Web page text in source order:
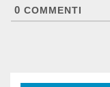
0 COMMENTI